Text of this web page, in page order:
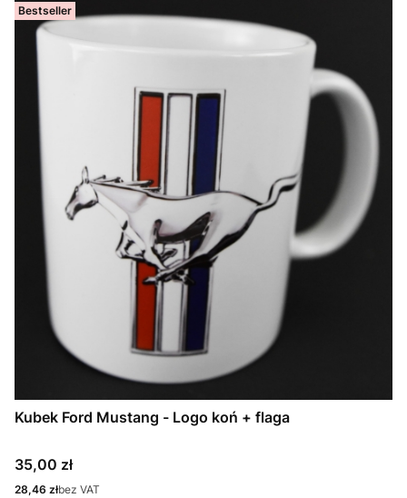
Bestseller
Kubek Ford Mustang - Logo koń + flaga
Cena
35,00 zł
Cena
28,46 złbez VAT